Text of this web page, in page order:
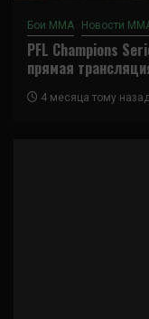
Бои ММА Новости
PFL Champions
прямая
4 месяца тому